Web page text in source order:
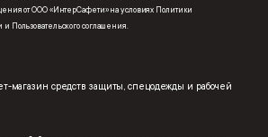
от ООО «ИнтерСафети» на условиях Политики
и Пользовательского соглашения
магазин средств защиты, спецодежды и рабочей